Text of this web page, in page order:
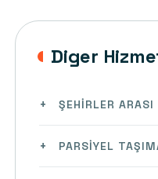
Diger
ŞEHIRLER
PARSIYEL